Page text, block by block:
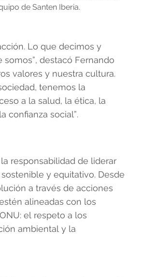
de Santen Iberia.
Lo que decimos y
destacó Fernando
valores y nuestra cultura.
tenemos la
a la salud, la ética, la
confianza social”.
responsabilidad de liderar
y equitativo. Desde
a través de acciones
alineadas con los
el respeto a los
ambiental y la